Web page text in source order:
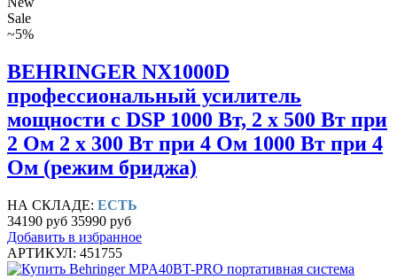
Sale
~5%
BEHRINGER NX1000D
профессиональный усилитель
мощности с DSP 1000 Вт, 2 х 500 Вт при
2 Ом 2 х 300 Вт при 4 Ом 1000 Вт при 4
Ом (режим бриджа)
НА СКЛАДЕ: ЕСТЬ
34190 руб 35990 руб
Добавить в избранное
АРТИКУЛ: 451755